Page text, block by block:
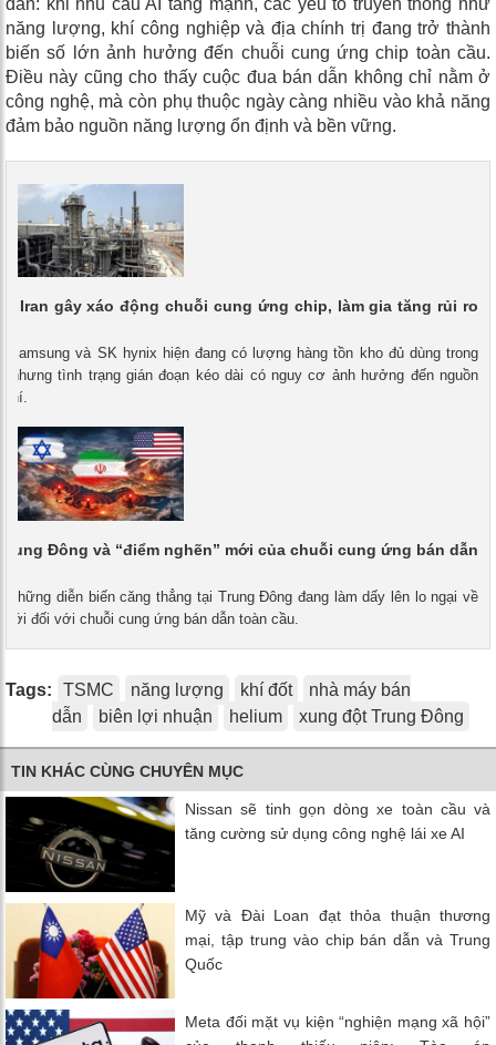
dẫn: khi nhu cầu AI tăng mạnh, các yếu tố truyền thống như
năng lượng, khí công nghiệp và địa chính trị đang trở thành
biến số lớn ảnh hưởng đến chuỗi cung ứng chip toàn cầu.
Điều này cũng cho thấy cuộc đua bán dẫn không chỉ nằm ở
công nghệ, mà còn phụ thuộc ngày càng nhiều vào khả năng
đảm bảo nguồn năng lượng ổn định và bền vững.
Iran gây xáo động chuỗi cung ứng chip, làm gia tăng rủi ro
Samsung và SK hynix hiện đang có lượng hàng tồn kho đủ dùng trong
nhưng tình trạng gián đoạn kéo dài có nguy cơ ảnh hưởng đến nguồn
phí.
Đông và “điểm nghẽn” mới của chuỗi cung ứng bán dẫn
Những diễn biến căng thẳng tại Trung Đông đang làm dấy lên lo ngại về
đối với chuỗi cung ứng bán dẫn toàn cầu.
Tags: TSMC năng lượng khí đốt
nhà máy bán
dẫn
biên lợi nhuận helium xung đột Trung Đông
TIN KHÁC CÙNG CHUYÊN MỤC
Nissan sẽ tinh gọn dòng xe toàn cầu và
tăng cường sử dụng công nghệ lái xe AI
Mỹ và Đài Loan đạt thỏa thuận thương
mại, tập trung vào chip bán dẫn và Trung
Quốc
Meta đối mặt vụ kiện “nghiện mạng xã hội”